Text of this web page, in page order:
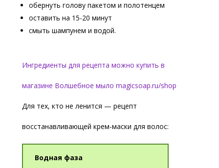
обернуть голову пакетом и полотенцем
оставить на 15-20 минут
смыть шампунем и водой.
Ингредиенты для рецепта можно купить в
магазине Волшебное мыло magicsoap.ru/shop
Для тех, кто не ленится — рецепт
восстанавливающей крем-маски для волос:
Водная фаза